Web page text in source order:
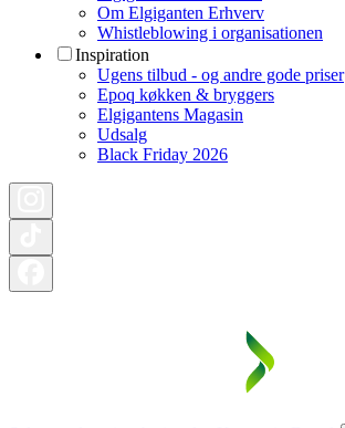
Om Elgiganten Erhverv
Whistleblowing i organisationen
Inspiration
Ugens tilbud - og andre gode priser
Epoq køkken & bryggers
Elgigantens Magasin
Udsalg
Black Friday 2026